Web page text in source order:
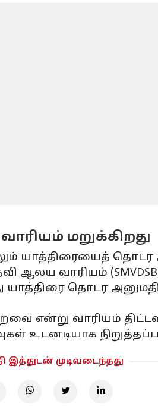
மறுக்கிறது
தொடர
வாரியம் (SMVDSB)
தொடர
வாரியம்
உடனடியாக
இத்துடன் முடிவடைந்தது